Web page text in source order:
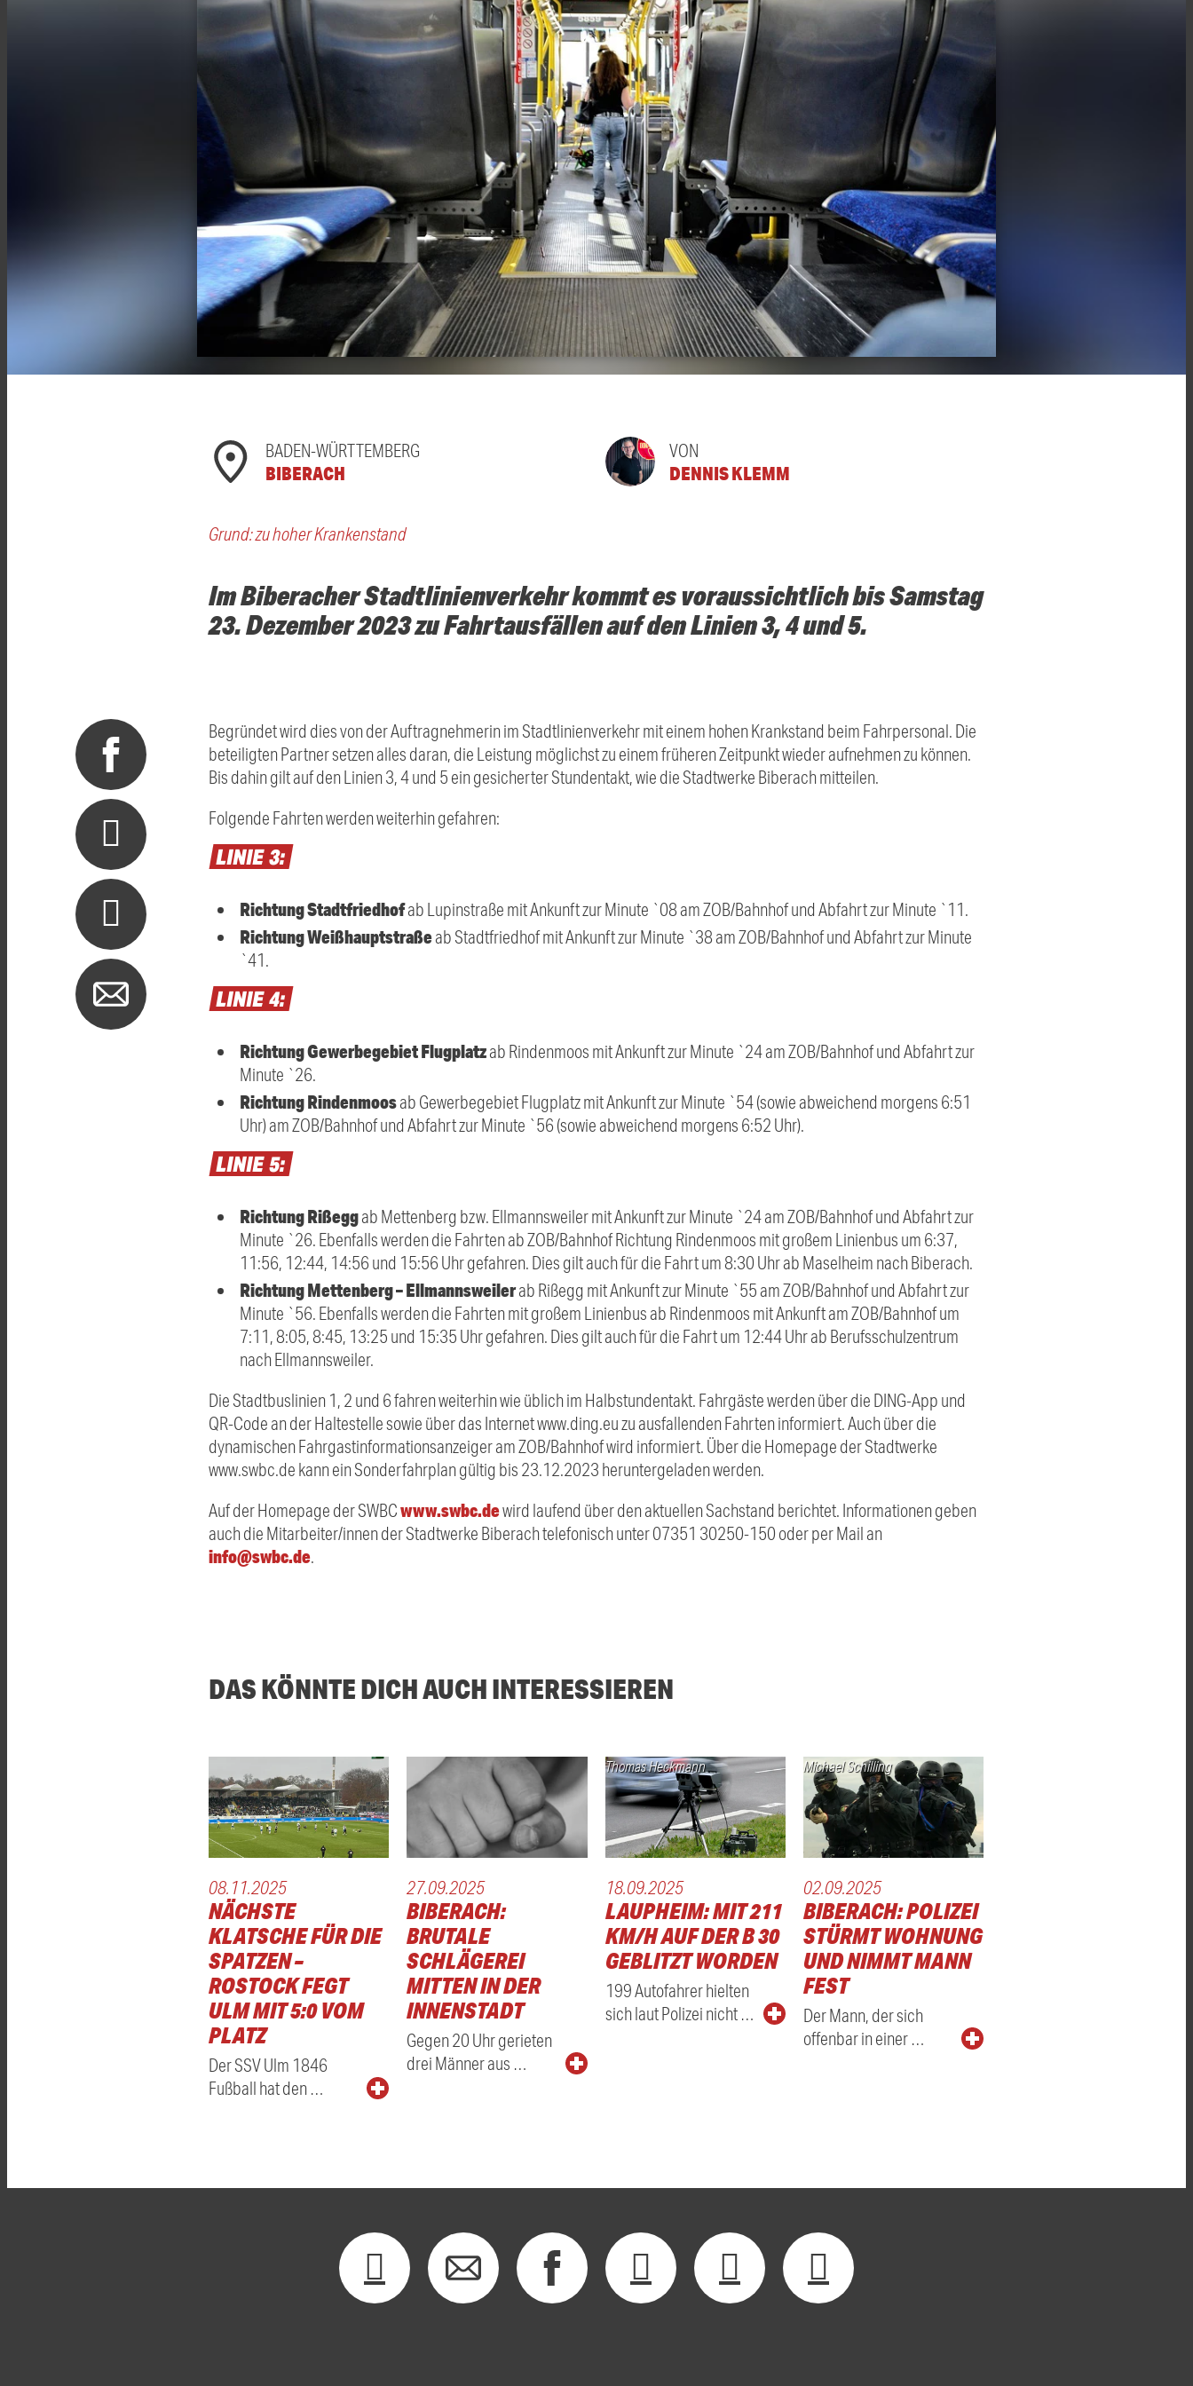
BADEN-WÜRTTEMBERG
BIBERACH
VON
DENNIS KLEMM
Grund: zu hoher Krankenstand
Im Biberacher Stadtlinienverkehr kommt es voraussichtlich bis Samstag
23. Dezember 2023 zu Fahrtausfällen auf den Linien 3, 4 und 5.
Begründet wird dies von der Auftragnehmerin im Stadtlinienverkehr mit einem hohen Krankstand beim Fahrpersonal. Die
beteiligten Partner setzen alles daran, die Leistung möglichst zu einem früheren Zeitpunkt wieder aufnehmen zu können.
Bis dahin gilt auf den Linien 3, 4 und 5 ein gesicherter Stundentakt, wie die Stadtwerke Biberach mitteilen.
Folgende Fahrten werden weiterhin gefahren:
LINIE3:
Richtung Stadtfriedhofab Lupinstraße mit Ankunft zur Minute `08 am ZOB/Bahnhof und Abfahrt zur Minute `11.
Richtung Weißhauptstraßeab Stadtfriedhof mit Ankunft zur Minute `38 am ZOB/Bahnhof und Abfahrt zur Minute
`41.
LINIE4:
Richtung Gewerbegebiet Flugplatzab Rindenmoos mit Ankunft zur Minute `24 am ZOB/Bahnhof und Abfahrt zur
Minute `26.
Richtung Rindenmoosab Gewerbegebiet Flugplatz mit Ankunft zur Minute `54 (sowie abweichend morgens 6:51
Uhr) am ZOB/Bahnhof und Abfahrt zur Minute `56 (sowie abweichend morgens 6:52 Uhr).
LINIE5:
Richtung Rißeggab Mettenberg bzw. Ellmannsweiler mit Ankunft zur Minute `24 am ZOB/Bahnhof und Abfahrt zur
Minute `26. Ebenfalls werden die Fahrten ab ZOB/Bahnhof Richtung Rindenmoos mit großem Linienbus um 6:37,
11:56, 12:44, 14:56 und 15:56 Uhr gefahren. Dies gilt auch für die Fahrt um 8:30 Uhr ab Maselheim nach Biberach.
Richtung Mettenberg – Ellmannsweilerab Rißegg mit Ankunft zur Minute `55 am ZOB/Bahnhof und Abfahrt zur
Minute `56. Ebenfalls werden die Fahrten mit großem Linienbus ab Rindenmoos mit Ankunft am ZOB/Bahnhof um
7:11, 8:05, 8:45, 13:25 und 15:35 Uhr gefahren. Dies gilt auch für die Fahrt um 12:44 Uhr ab Berufsschulzentrum
nach Ellmannsweiler.
Die Stadtbuslinien 1, 2 und 6 fahren weiterhin wie üblich im Halbstundentakt. Fahrgäste werden über die DING-App und
QR-Code an der Haltestelle sowie über das Internet www.ding.eu zu ausfallenden Fahrten informiert. Auch über die
dynamischen Fahrgastinformationsanzeiger am ZOB/Bahnhof wird informiert. Über die Homepage der Stadtwerke
www.swbc.de kann ein Sonderfahrplan gültig bis 23.12.2023 heruntergeladen werden.
Auf der Homepage der SWBCwww.swbc.dewird laufend über den aktuellen Sachstand berichtet. Informationen geben
auch die Mitarbeiter/innen der Stadtwerke Biberach telefonisch unter 07351 30250-150 oder per Mail an
info@swbc.de
DAS KÖNNTE DICH AUCH INTERESSIEREN
08.11.2025
NÄCHSTE
KLATSCHE FÜR DIE
SPATZEN –
ROSTOCK FEGT
ULM MIT 5:0 VOM
PLATZ
Der SSV Ulm 1846
Fußball hat den …
27.09.2025
BIBERACH:
BRUTALE
SCHLÄGEREI
MITTEN IN DER
INNENSTADT
Gegen 20 Uhr gerieten
drei Männer aus …
Thomas Heckmann
18.09.2025
LAUPHEIM: MIT 211
KM/H AUF DER B 30
GEBLITZT WORDEN
199 Autofahrer hielten
sich laut Polizei nicht …
Michael Schilling
02.09.2025
BIBERACH: POLIZEI
STÜRMT WOHNUNG
UND NIMMT MANN
FEST
Der Mann, der sich
offenbar in einer …